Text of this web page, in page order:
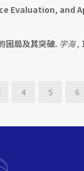
Evaluation, and
困局及其突破. 学海,
4 5 6